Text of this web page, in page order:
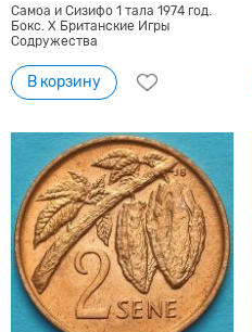
Самоа и Сизифо 1 тала 1974 год.
Бокс. X Британские Игры
Содружества
В корзину